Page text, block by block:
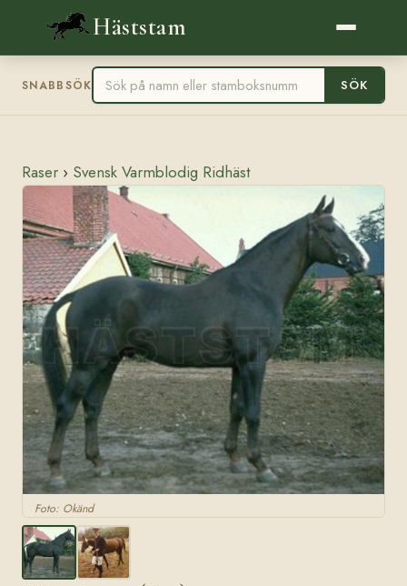
Häststam
SNABBSÖK SÖK
Raser › Svensk Varmblodig Ridhäst
Foto: Okänd